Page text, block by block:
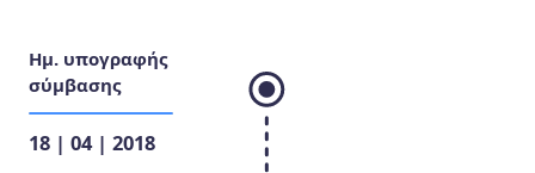
Ημ. υπογραφής
σύμβασης
18 | 04 | 2018